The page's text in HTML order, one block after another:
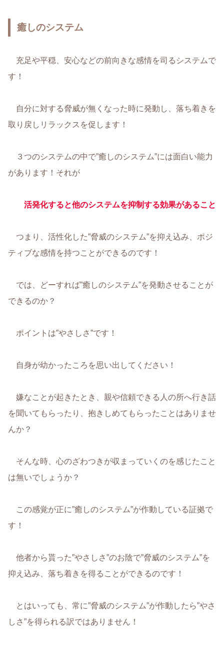
癒しのシステム
充足や平穏、安心などの前向きな感情を司るシステムで
す！
自分に対する脅威が無くなった時に発動し、落ち着きを
取り戻しリラックスを促します！
３つのシステムの中で”癒しのシステム”には面白い能力
があります！それが
活発化すると他のシステムを抑制する効果があること
つまり、活性化した”脅威のシステム”を抑え込み、ポジ
ティブな感情を持つことができるのです！
では、どーすれば”癒しのシステム”を発動させることが
できるのか？
ポイントは”やさしさ”です！
自身が幼かったころを思い出してください！
嫌なことが起きたとき、親や信頼できる人の所へ行き話
を聞いてもらったり、抱きしめてもらったことはありませ
んか？
そんな時、心のざわつきが収まっていくのを感じたこと
は無いでしょうか？
この感覚が正に”癒しのシステム”が作動している証拠で
す！
他者から貰った”やさしさ”のお陰で”脅威のシステム”を
抑え込み、落ち着きを得ることができるのです！
とはいっても、常に”脅威のシステム”が作動したら”やさ
しさ”を得られる訳ではありません！